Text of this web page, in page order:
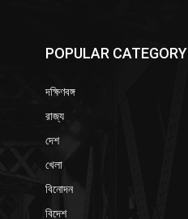
POPULAR CATEGORY
দক্ষিণবঙ্গ
রাজ্য
দেশ
খেলা
বিনোদন
বিদেশ